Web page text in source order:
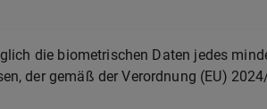
die biometrischen Daten jedes
der gemäß der Verordnung (EU)